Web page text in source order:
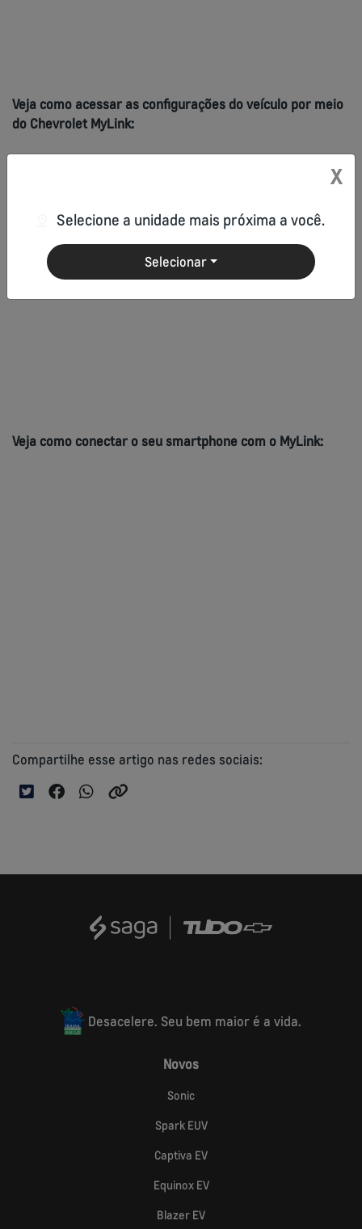
Veja como acessar as configurações do veículo por meio
do Chevrolet MyLink:
Veja como conectar oseusmartphone com o MyLink:
Compartilhe esse artigo nas redes sociais:
Desacelere. Seu bem maior é a vida.
Novos
Sonic
Spark EUV
Captiva EV
Equinox EV
Blazer EV
X
Selecione a unidade mais próxima a você.
Selecionar